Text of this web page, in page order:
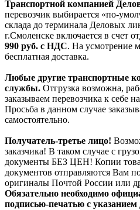
Транспортной компанией
перевозчик выбирается «по-
склада до терминала Деловых
г.Смоленске включается в счет
990 руб. с НДС. На усмотрение
бесплатная доставка.
Любые другие транспортные
службы. Отгрузка возможна,
заказываем перевозчика к себе
Просьба в данном случае
самостоятельно.
Получатель-третье лицо!
заказчика! В таком случае с
документы БЕЗ ЦЕН! Копии
документов отправляются Вам
оригиналы Почтой России или
Обязательно необходимо
подписью-печатью с указанием